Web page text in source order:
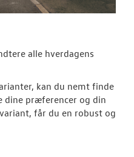
alle hverdagens
kan du nemt finde
dine præferencer og din
får du en robust og